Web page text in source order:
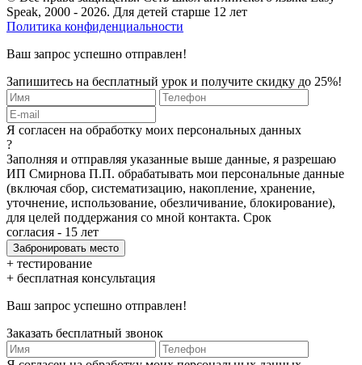
Speak, 2000 - 2026. Для детей старше 12 лет
Политика конфиденциальности
Ваш запрос успешно отправлен!
Запишитесь на бесплатный урок и получите скидку до 25%!
Я согласен на обработку моих персональных данных
?
Заполняя и отправляя указанные выше данные, я разрешаю
ИП Смирнова П.П. обрабатывать мои персональные данные
(включая сбор, систематизацию, накопление, хранение,
уточнение, использование, обезличивание, блокирование),
для целей поддержания со мной контакта. Срок
согласия - 15 лет
+ тестирование
+ бесплатная консультация
Ваш запрос успешно отправлен!
Заказать бесплатный звонок